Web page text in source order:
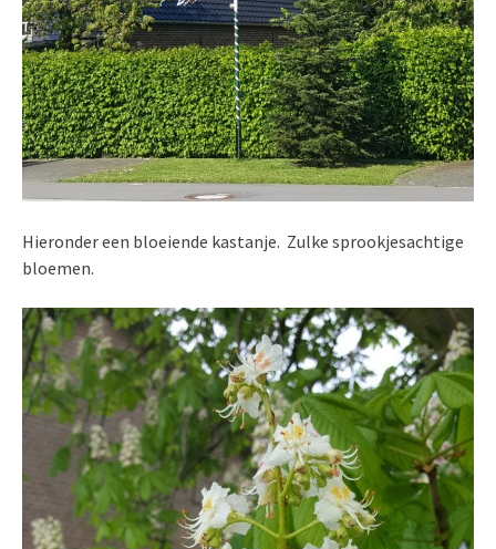
Hieronder een bloeiende kastanje. Zulke sprookjesachtige
bloemen.